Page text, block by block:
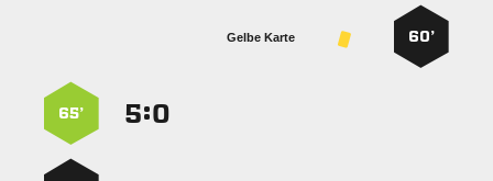
60’
Gelbe Karte
:
65’